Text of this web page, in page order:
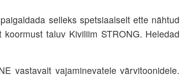
selleks spetsiaalselt ette nähtud
taluv Kiviliim STRONG. Heledad
vastavalt vajaminevatele värvitoonidele.